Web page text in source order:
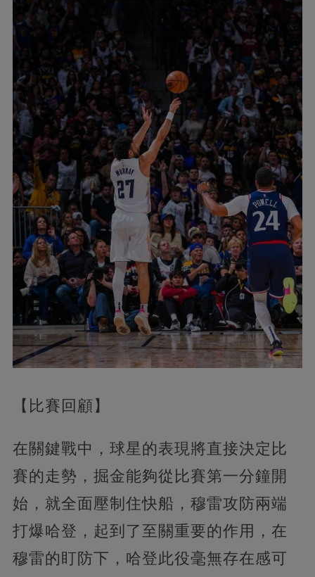
【比賽回顧】
在關鍵戰中，球星的表現將直接決定比
賽的走勢，掘金能夠從比賽第一分鐘開
始，就全面壓制住快船，穆雷攻防兩端
打爆哈登，起到了至關重要的作用，在
穆雷的盯防下，哈登此役毫無存在感可